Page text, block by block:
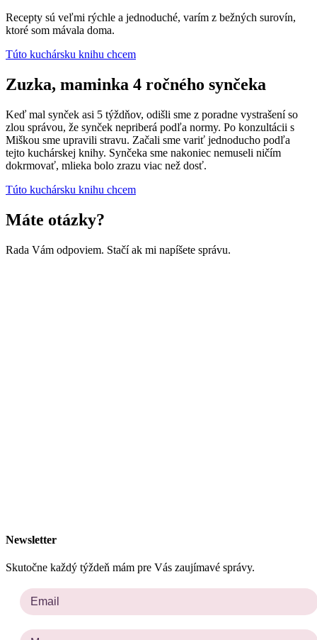
Recepty sú veľmi rýchle a jednoduché, varím z bežných surovín,
ktoré som mávala doma.
Túto kuchársku knihu chcem
Zuzka, maminka 4 ročného synčeka
Keď mal synček asi 5 týždňov, odišli sme z poradne vystrašení so
zlou správou, že synček nepriberá podľa normy. Po konzultácii s
Miškou sme upravili stravu. Začali sme variť jednoducho podľa
tejto kuchárskej knihy. Synčeka sme nakoniec nemuseli ničím
dokrmovať, mlieka bolo zrazu viac než dosť.
Túto kuchársku knihu chcem
Máte otázky?
Rada Vám odpoviem. Stačí ak mi napíšete správu.
Newsletter
Skutočne každý týždeň mám pre Vás zaujímavé správy.